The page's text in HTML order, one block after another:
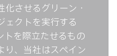
化させるグリーン・
ェクトを実行する
トを際立たせるもの
り、当社はスペイン